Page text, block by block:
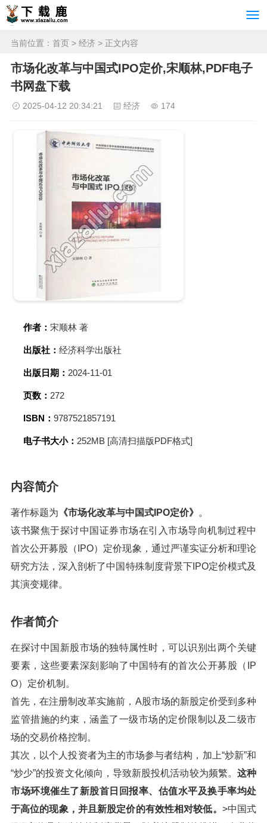
当前位置： 首页 > 经济 > 正文内容
市场化改革与中国式IPO定价,宋顺林,PDF电子
书网盘下载
2025-04-12 20:34:21 经济 174
作者： 宋顺林 著
出版社： 经济科学出版社
出版日期： 2024-11-01
页数： 272
ISBN： 9787521857191
电子书大小： 252MB [高清扫描版PDF格式]
内容简介
著作标题为 《市场化改革与中国式IPO定价》 。
该书聚焦于探讨中国证券市场在引入市场导向机制过程中
首次公开募股（IPO）定价现象，通过严谨实证分析和理论
研究方法，深入剖析了中国特殊制度背景下IPO定价模式及
其演变规律。
作者简介
在探讨中国新股市场的独特属性时，可以识别出两个关键
要素，这些要素深刻影响了中国特有的首次公开募股（IP
O）定价机制。
首先，在注册制改革实施前，A股市场的新股定价受到多种
监管措施的约束，涵盖了一级市场的定价限制以及二级市
场的交易价格控制。
其次，以个人投资者为主的市场参与者结构，加上“炒新”和
“炒少”的投资文化倾向，导致新股投机活动较为频繁。 这种
市场环境催生了新股首日回报率、估值水平及换手率均处
于高位的现象，并且新股定价的有效性相对较低。 >中国式